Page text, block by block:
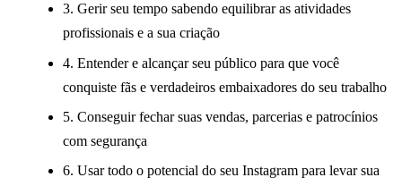
3. Gerir seu tempo sabendo equilibrar as atividades
profissionais e a sua criação
4. Entender e alcançar seu público para que você
conquiste fãs e verdadeiros embaixadores do seu trabalho
5. Conseguir fechar suas vendas, parcerias e patrocínios
com segurança
6. Usar todo o potencial do seu Instagram para levar sua